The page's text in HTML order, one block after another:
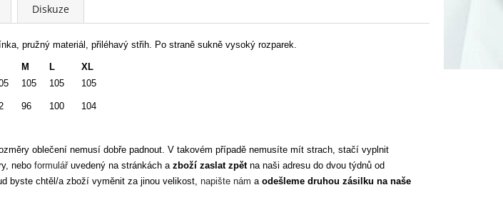
Diskuze
pružný materiál, přiléhavý střih. Po straně sukně vysoký rozparek.
M L
XL
105 105
105
96 100 104
oblečení nemusí dobře padnout. V takovém případě nemusíte mít strach, stačí vyplnit
nebo formulář uvedený na stránkách a zboží zaslat zpětna naši adresu do dvou týdnů od
byste chtěl/a zboží vyměnit za jinou velikost, napište nám a odešleme druhou zásilku na naše